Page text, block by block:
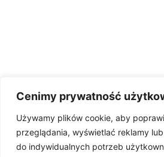
Cenimy prywatność
Używamy plików cookie, aby
przeglądania, wyświetlać reklamy
do indywidualnych potrzeb